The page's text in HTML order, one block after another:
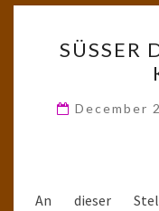
SÜSSER
December
An dieser